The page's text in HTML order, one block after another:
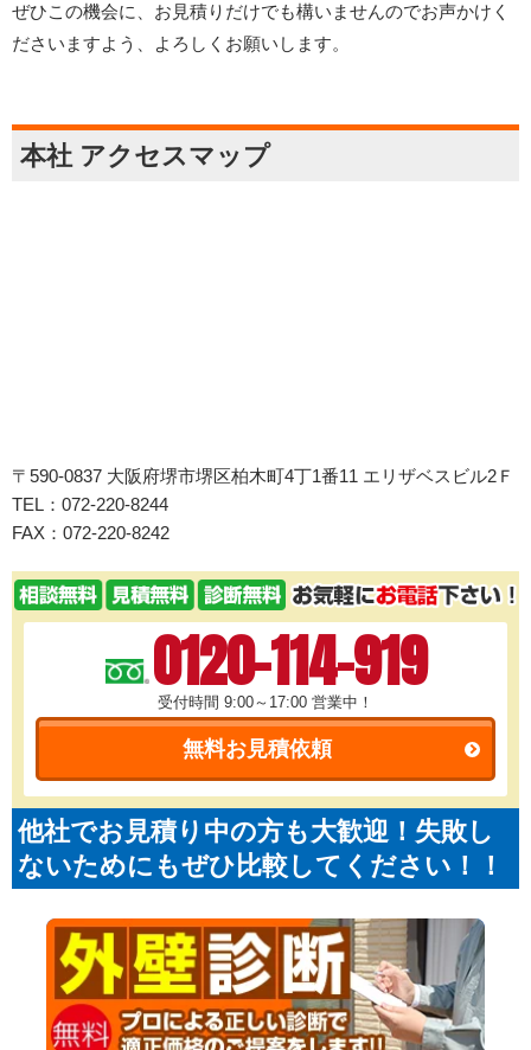
ぜひこの機会に、お見積りだけでも構いませんのでお声かけく
ださいますよう、よろしくお願いします。
本社 アクセスマップ
〒590-0837 大阪府堺市堺区柏木町4丁1番11 エリザベスビル2Ｆ
TEL：072-220-8244
FAX：072-220-8242
0120-114-919
受付時間 9:00～17:00 営業中！
無料お見積依頼
他社でお見積り中の方も大歓迎！失敗し
ないためにもぜひ比較してください！！